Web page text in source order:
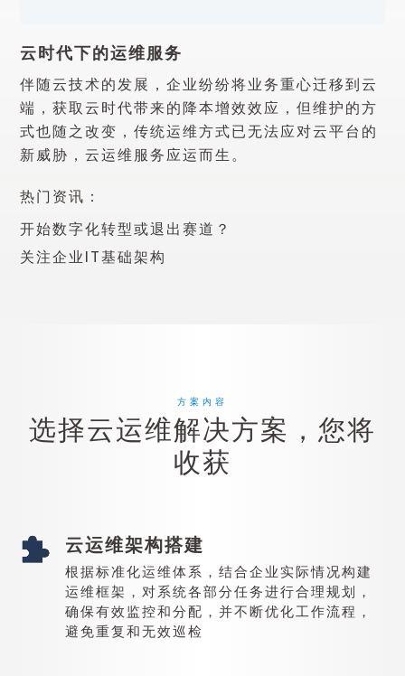
云时代下的运维服务
伴随云技术的发展，企业纷纷将业务重心迁移到云
端，获取云时代带来的降本增效效应，但维护的方
式也随之改变，传统运维方式已无法应对云平台的
新威胁，云运维服务应运而生。
热门资讯：
开始数字化转型或退出赛道？
关注企业IT基础架构
方案内容
选择云运维解决方案，您将
收获
云运维架构搭建
根据标准化运维体系，结合企业实际情况构建
运维框架，对系统各部分任务进行合理规划，
确保有效监控和分配，并不断优化工作流程，
避免重复和无效巡检